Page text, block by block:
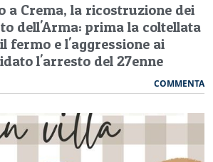
a Crema, la ricostruzione dei
dell'Arma: prima la coltellata
fermo e l'aggressione ai
l'arresto del 27enne
COMMENTA